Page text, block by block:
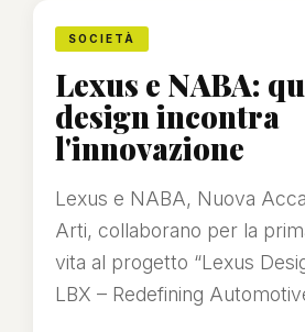
SOCIETÀ
Lexus e NABA:
design incontra
l'innovazione
Lexus e NABA, Nuova
Arti, collaborano per la
vita al progetto “Lexus
LBX – Redefining